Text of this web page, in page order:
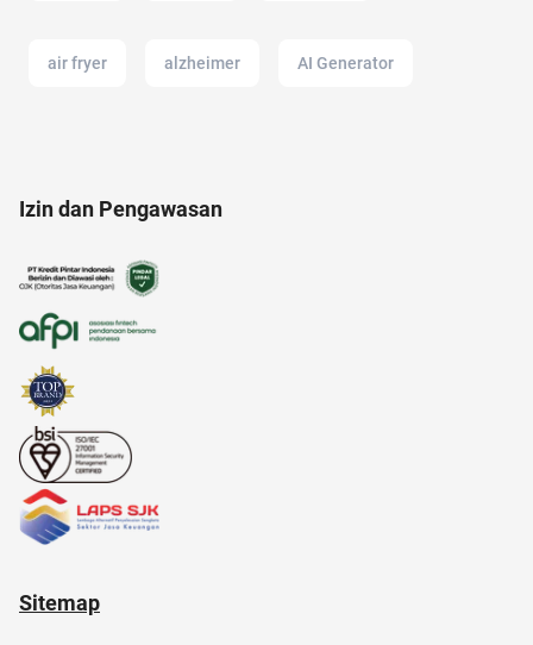
air fryer alzheimer AI Generator
akun google
Izin dan Pengawasan
Sitemap